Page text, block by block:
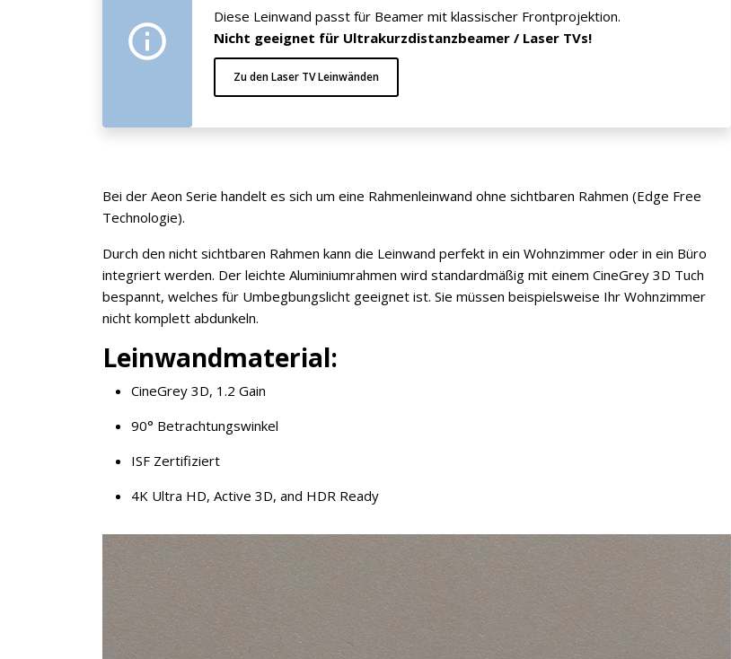
Diese Leinwand passt für Beamer mit klassischer Frontprojektion.
Nicht geeignet für Ultrakurzdistanzbeamer / Laser TVs!
Zu den Laser TV Leinwänden
Bei der Aeon Serie handelt es sich um eine Rahmenleinwand ohne sichtbaren Rahmen (Edge Free
Technologie).
Durch den nicht sichtbaren Rahmen kann die Leinwand perfekt in ein Wohnzimmer oder in ein Büro
integriert werden. Der leichte Aluminiumrahmen wird standardmäßig mit einem CineGrey 3D Tuch
bespannt, welches für Umbegbungslicht geeignet ist. Sie müssen beispielsweise Ihr Wohnzimmer
nicht komplett abdunkeln.
Leinwandmaterial:
CineGrey 3D, 1.2 Gain
90° Betrachtungswinkel
ISF Zertifiziert
4K Ultra HD, Active 3D, and HDR Ready
KEINE ANGEBOTE
VERPASSEN